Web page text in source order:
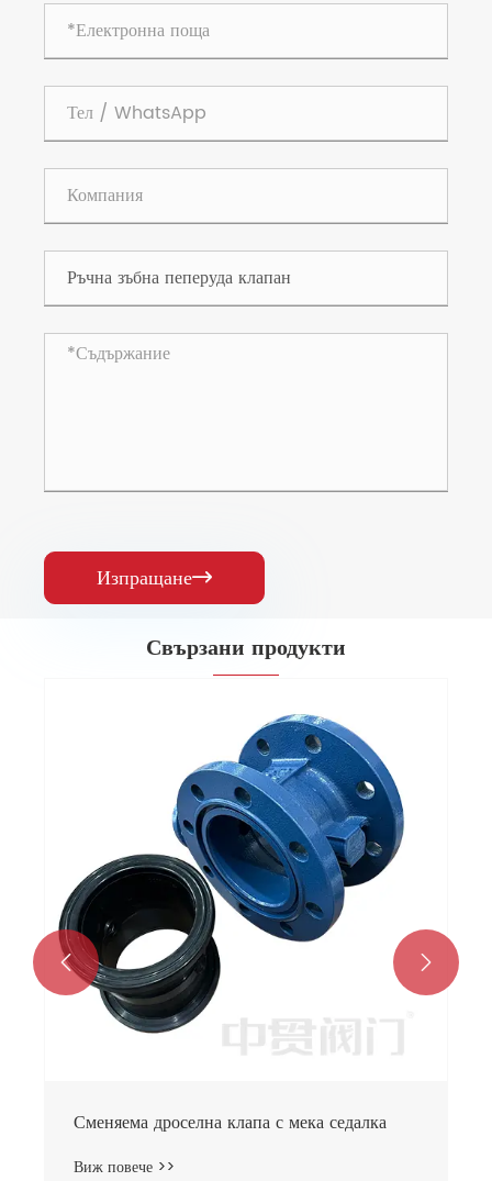
Изпращане
Свързани продукти
Сменяема дроселна клапа с мека седалка
Виж повече >>
 